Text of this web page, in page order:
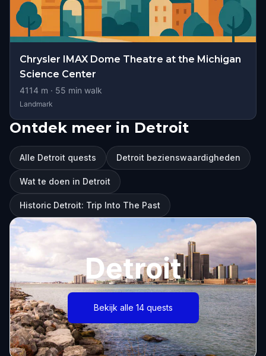
Chrysler IMAX Dome Theatre at the Michigan
Science Center
4114 m · 55 min walk
Landmark
Ontdek meer in Detroit
Alle Detroit quests Detroit bezienswaardigheden
Wat te doen in Detroit
Historic Detroit: Trip Into The Past
Detroit
Bekijk alle 14 quests